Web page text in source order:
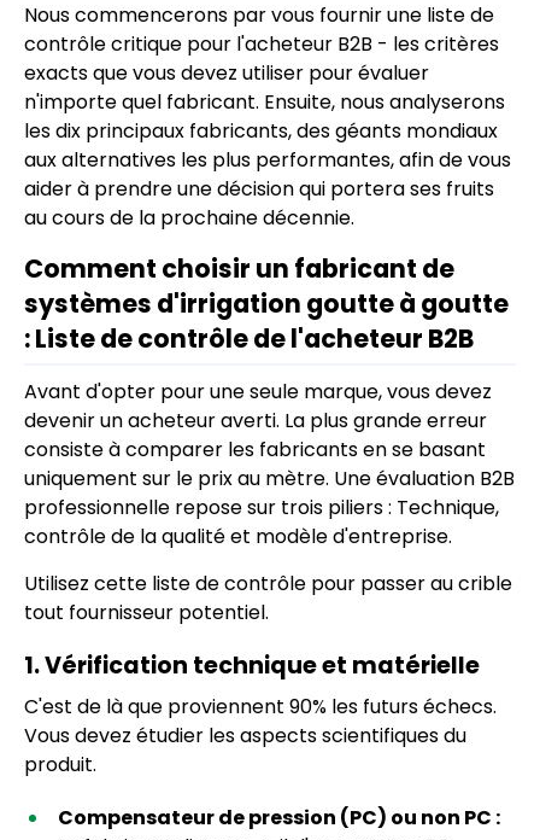
Nous commencerons par vous fournir une liste de
contrôle critique pour l'acheteur B2B - les critères
exacts que vous devez utiliser pour évaluer
n'importe quel fabricant. Ensuite, nous analyserons
les dix principaux fabricants, des géants mondiaux
aux alternatives les plus performantes, afin de vous
aider à prendre une décision qui portera ses fruits
au cours de la prochaine décennie.
Comment choisir un fabricant de
systèmes d'irrigation goutte à goutte
: Liste de contrôle de l'acheteur B2B
Avant d'opter pour une seule marque, vous devez
devenir un acheteur averti. La plus grande erreur
consiste à comparer les fabricants en se basant
uniquement sur le prix au mètre. Une évaluation B2B
professionnelle repose sur trois piliers : Technique,
contrôle de la qualité et modèle d'entreprise.
Utilisez cette liste de contrôle pour passer au crible
tout fournisseur potentiel.
1. Vérification technique et matérielle
C'est de là que proviennent 90% les futurs échecs.
Vous devez étudier les aspects scientifiques du
produit.
Compensateur de pression (PC) ou non PC :